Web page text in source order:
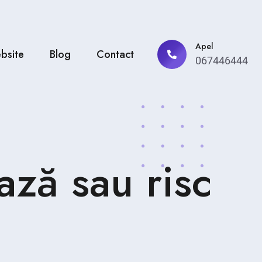
Blog Contact
Apel
067446444
sau risc